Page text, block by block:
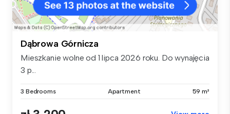
Dąbrowa Górnicza
Mieszkanie wolne od 1 lipca 2026 roku. Do wynajęcia
3 p...
3 Bedrooms Apartment 59 m²